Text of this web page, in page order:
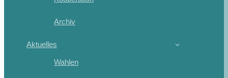
Archiv
Aktuelles
Wahlen